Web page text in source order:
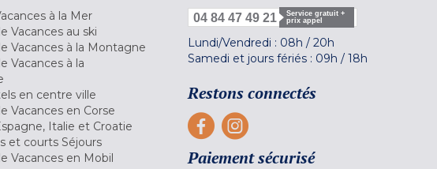
à la Mer
Vacances au ski
Vacances à la Montagne
Vacances à la
en centre ville
Vacances en Corse
Italie et Croatie
et courts Séjours
Vacances en Mobil
04 84 47 49 21
Service gratuit +
prix appel
Lundi/Vendredi : 08h / 20h
Samedi et jours fériés : 09h / 18h
Restons connectés
Paiement sécurisé